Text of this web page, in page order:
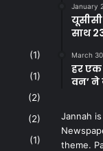
(1)
(1)
(2)
(2)
(1)
January
साथ
March
हर एक
वन’ ने
Jannah
theme.